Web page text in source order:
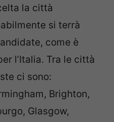
la città
si terrà
come è
l’Italia. Tra le città
ci sono:
Brighton,
Glasgow,